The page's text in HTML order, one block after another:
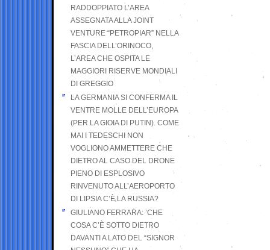
RADDOPPIATO L’AREA
ASSEGNATA ALLA JOINT
VENTURE “PETROPIAR” NELLA
FASCIA DELL’ORINOCO,
L’AREA CHE OSPITA LE
MAGGIORI RISERVE MONDIALI
DI GREGGIO
LA GERMANIA SI CONFERMA IL
VENTRE MOLLE DELL’EUROPA
(PER LA GIOIA DI PUTIN). COME
MAI I TEDESCHI NON
VOGLIONO AMMETTERE CHE
DIETRO AL CASO DEL DRONE
PIENO DI ESPLOSIVO
RINVENUTO ALL’AEROPORTO
DI LIPSIA C’È LA RUSSIA?
GIULIANO FERRARA: ’CHE
COSA C’È SOTTO DIETRO
DAVANTI A LATO DEL “SIGNOR